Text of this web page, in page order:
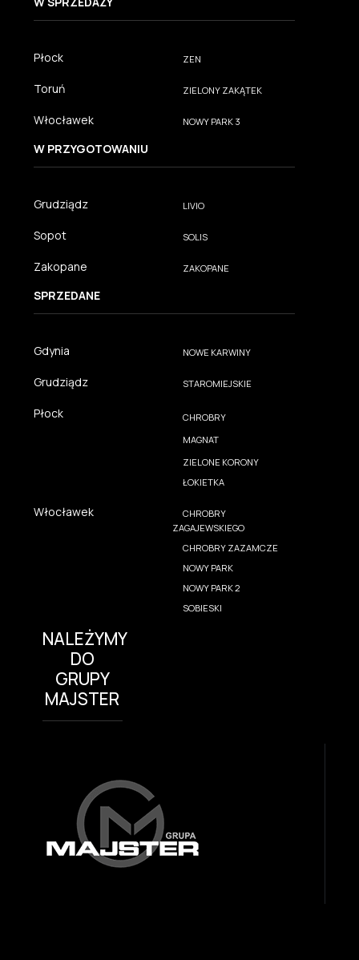
Płock ZEN
Toruń ZIELONY ZAKĄTEK
Włocławek NOWY PARK 3
W PRZYGOTOWANIU
Grudziądz LIVIO
Sopot SOLIS
Zakopane ZAKOPANE
SPRZEDANE
Gdynia NOWE KARWINY
Grudziądz STAROMIEJSKIE
Płock
CHROBRY
MAGNAT
ZIELONE KORONY
ŁOKIETKA
Włocławek
CHROBRY
ZAGAJEWSKIEGO
CHROBRY ZAZAMCZE
NOWY PARK
NOWY PARK 2
SOBIESKI
NALEŻYMY
DO
GRUPY
MAJSTER